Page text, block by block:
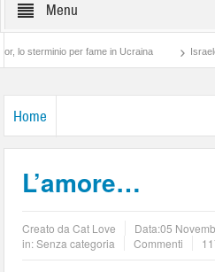
Menu
per fame in Ucraina Israele, il sangue
Home
L’amore…
Creato daCat Love Data:05
in: Senza categoria
Commenti